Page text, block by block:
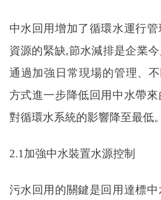
中水回用增加了循環水運行管
資源的緊缺,節水減排是企業
通過加強日常現場的管理、
方式進一步降低回用中水帶
對循環水系統的影響降至最低。
2.1加強中水裝置水源控制
污水回用的關鍵是回用達標中